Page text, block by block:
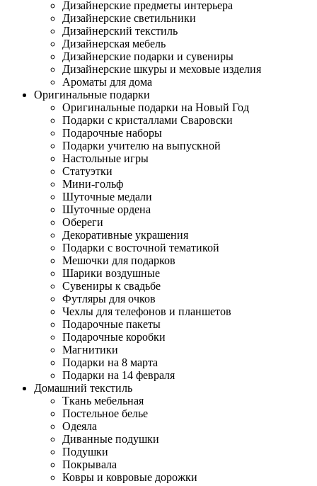
Дизайнерские предметы интерьера
Дизайнерские светильники
Дизайнерский текстиль
Дизайнерская мебель
Дизайнерские подарки и сувениры
Дизайнерские шкуры и меховые изделия
Ароматы для дома
Оригинальные подарки
Оригинальные подарки на Новый Год
Подарки с кристаллами Сваровски
Подарочные наборы
Подарки учителю на выпускной
Настольные игры
Статуэтки
Мини-гольф
Шуточные медали
Шуточные ордена
Обереги
Декоративные украшения
Подарки с восточной тематикой
Мешочки для подарков
Шарики воздушные
Сувениры к свадьбе
Футляры для очков
Чехлы для телефонов и планшетов
Подарочные пакеты
Подарочные коробки
Магнитики
Подарки на 8 марта
Подарки на 14 февраля
Домашний текстиль
Ткань мебельная
Постельное белье
Одеяла
Диванные подушки
Подушки
Покрывала
Ковры и ковровые дорожки